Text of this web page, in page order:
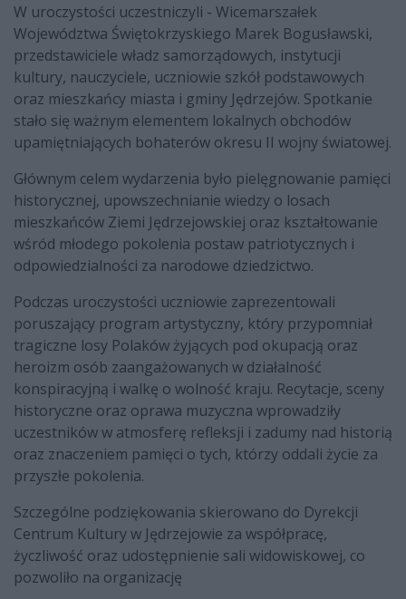
W uroczystości uczestniczyli - Wicemarszałek
Województwa Świętokrzyskiego Marek Bogusławski,
przedstawiciele władz samorządowych, instytucji
kultury, nauczyciele, uczniowie szkół podstawowych
oraz mieszkańcy miasta i gminy Jędrzejów. Spotkanie
stało się ważnym elementem lokalnych obchodów
upamiętniających bohaterów okresu II wojny światowej.
Głównym celem wydarzenia było pielęgnowanie pamięci
historycznej, upowszechnianie wiedzy o losach
mieszkańców Ziemi Jędrzejowskiej oraz kształtowanie
wśród młodego pokolenia postaw patriotycznych i
odpowiedzialności za narodowe dziedzictwo.
Podczas uroczystości uczniowie zaprezentowali
poruszający program artystyczny, który przypomniał
tragiczne losy Polaków żyjących pod okupacją oraz
heroizm osób zaangażowanych w działalność
konspiracyjną i walkę o wolność kraju. Recytacje, sceny
historyczne oraz oprawa muzyczna wprowadziły
uczestników w atmosferę refleksji i zadumy nad historią
oraz znaczeniem pamięci o tych, którzy oddali życie za
przyszłe pokolenia.
Szczególne podziękowania skierowano do Dyrekcji
Centrum Kultury w Jędrzejowie za współpracę,
życzliwość oraz udostępnienie sali widowiskowej, co
pozwoliło na organizację